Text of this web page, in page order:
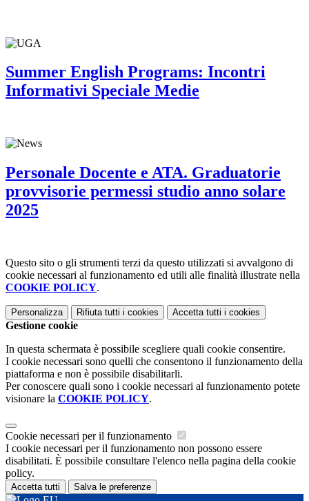
Summer English Programs: Incontri
Informativi Speciale Medie
Personale Docente e ATA. Graduatorie
provvisorie permessi studio anno solare
2025
Questo sito o gli strumenti terzi da questo utilizzati si avvalgono di
cookie necessari al funzionamento ed utili alle finalità illustrate nella
COOKIE POLICY.
Personalizza Rifiuta tutti i cookies Accetta tutti i cookies
Gestione cookie
In questa schermata è possibile scegliere quali cookie consentire.
I cookie necessari sono quelli che consentono il funzionamento della
piattaforma e non è possibile disabilitarli.
Per conoscere quali sono i cookie necessari al funzionamento potete
visionare la COOKIE POLICY.
Cookie necessari per il funzionamento
I cookie necessari per il funzionamento non possono essere
disabilitati. È possibile consultare l'elenco nella pagina della cookie
policy.
Accetta tutti Salva le preferenze